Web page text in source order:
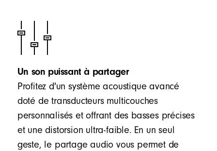
Un son puissant à partager
Profitez d'un système acoustique avancé
doté de transducteurs multicouches
personnalisés et offrant des basses précises
et une distorsion ultra-faible. En un seul
geste, le partage audio vous permet de